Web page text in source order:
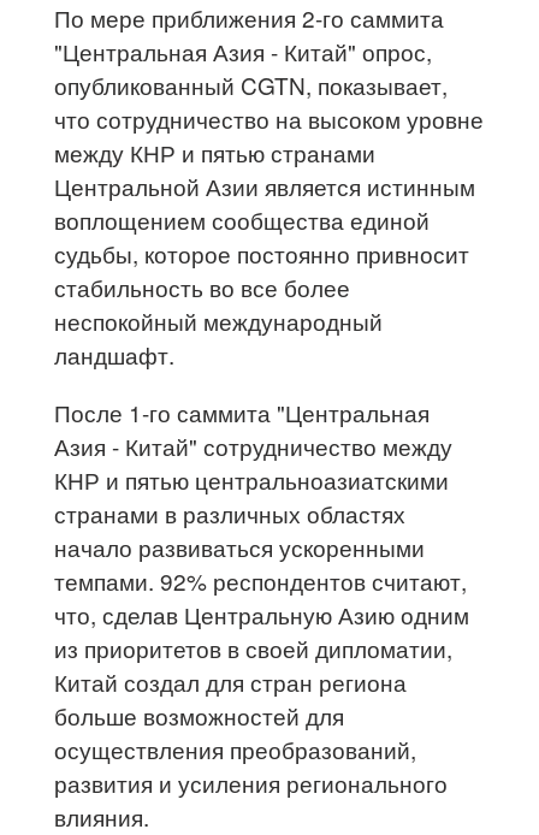
По мере приближения 2-го саммита
"Центральная Азия - Китай" опрос,
опубликованный CGTN, показывает,
что сотрудничество на высоком уровне
между КНР и пятью странами
Центральной Азии является истинным
воплощением сообщества единой
судьбы, которое постоянно привносит
стабильность во все более
неспокойный международный
ландшафт.
После 1-го саммита "Центральная
Азия - Китай" сотрудничество между
КНР и пятью центральноазиатскими
странами в различных областях
начало развиваться ускоренными
темпами. 92% респондентов считают,
что, сделав Центральную Азию одним
из приоритетов в своей дипломатии,
Китай создал для стран региона
больше возможностей для
осуществления преобразований,
развития и усиления регионального
влияния.